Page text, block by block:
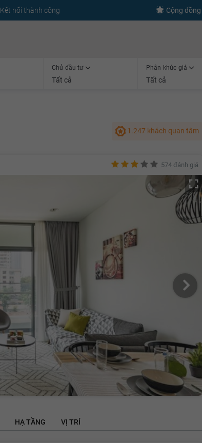
Kết nối thành công Cộng
Chủ đầu tư
Tất cả
Phân khúc giá
Tất cả
1.247 khách quan tâm
574 đánh giá
HẠ TẦNG VỊ TRÍ